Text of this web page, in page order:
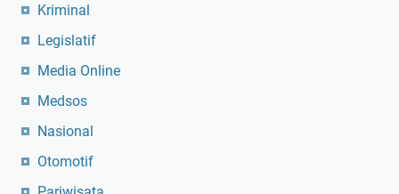
Kriminal
Legislatif
Media Online
Medsos
Nasional
Otomotif